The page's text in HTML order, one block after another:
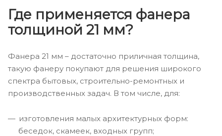
Где применяется фанера
толщиной 21 мм?
Фанера 21 мм – достаточно приличная толщина,
такую фанеру покупают для решения широкого
спектра бытовых, строительно-ремонтных и
производственных задач. В том числе, для:
изготовления малых архитектурных форм:
беседок, скамеек, входных групп;